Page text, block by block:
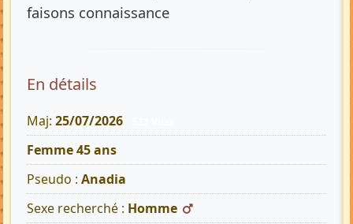
faisons connaissance
En détails
Maj: 25/07/2026
Femme 45 ans
Pseudo : Anadia
Sexe recherché : Homme